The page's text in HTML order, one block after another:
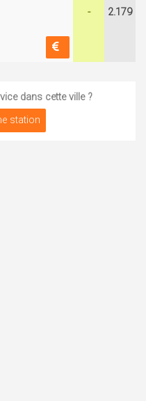
- 2.179
dans cette ville ?
station